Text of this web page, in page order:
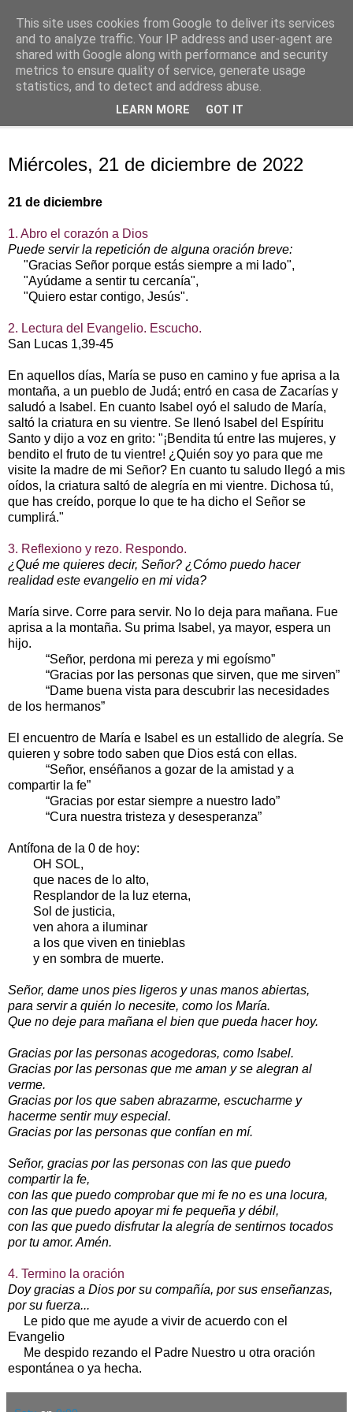
Oración personal
con el Evangelio de cada día
Miércoles, 21 de diciembre de 2022
21 de diciembre
1. Abro el corazón a Dios
Puede servir la repetición de alguna oración breve:
"Gracias Señor porque estás siempre a mi lado",
"Ayúdame a sentir tu cercanía",
"Quiero estar contigo, Jesús".
2. Lectura del Evangelio. Escucho.
San Lucas 1,39-45
En aquellos días, María se puso en camino y fue aprisa a la
montaña, a un pueblo de Judá; entró en casa de Zacarías y
saludó a Isabel. En cuanto Isabel oyó el saludo de María,
saltó la criatura en su vientre. Se llenó Isabel del Espíritu
Santo y dijo a voz en grito: "¡Bendita tú entre las mujeres, y
bendito el fruto de tu vientre! ¿Quién soy yo para que me
visite la madre de mi Señor? En cuanto tu saludo llegó a mis
oídos, la criatura saltó de alegría en mi vientre. Dichosa tú,
que has creído, porque lo que te ha dicho el Señor se
cumplirá."
3. Reflexiono y rezo. Respondo.
¿Qué me quieres decir, Señor? ¿Cómo puedo hacer
realidad este evangelio en mi vida?
María sirve. Corre para servir. No lo deja para mañana. Fue
aprisa a la montaña. Su prima Isabel, ya mayor, espera un
hijo.
“Señor, perdona mi pereza y mi egoísmo”
“Gracias por las personas que sirven, que me sirven”
“Dame buena vista para descubrir las necesidades
de los hermanos”
El encuentro de María e Isabel es un estallido de alegría. Se
quieren y sobre todo saben que Dios está con ellas.
“Señor, enséñanos a gozar de la amistad y a
compartir la fe”
“Gracias por estar siempre a nuestro lado”
“Cura nuestra tristeza y desesperanza”
Antífona de la 0 de hoy:
OH SOL,
que naces de lo alto,
Resplandor de la luz eterna,
Sol de justicia,
ven ahora a iluminar
a los que viven en tinieblas
y en sombra de muerte.
Señor, dame unos pies ligeros y unas manos abiertas,
para servir a quién lo necesite, como los María.
Que no deje para mañana el bien que pueda hacer hoy.
Gracias por las personas acogedoras, como Isabel.
Gracias por las personas que me aman y se alegran al
verme.
Gracias por los que saben abrazarme, escucharme y
hacerme sentir muy especial.
Gracias por las personas que confían en mí.
Señor, gracias por las personas con las que puedo
compartir la fe,
con las que puedo comprobar que mi fe no es una locura,
con las que puedo apoyar mi fe pequeña y débil,
con las que puedo disfrutar la alegría de sentirnos tocados
por tu amor. Amén.
4. Termino la oración
Doy gracias a Dios por su compañía, por sus enseñanzas,
por su fuerza...
Le pido que me ayude a vivir de acuerdo con el
Evangelio
Me despido rezando el Padre Nuestro u otra oración
espontánea o ya hecha.
This site uses cookies from Google to deliver its services
and to analyze traffic. Your IP address and user-agent are
shared with Google along with performance and security
metrics to ensure quality of service, generate usage
statistics, and to detect and address abuse.
LEARN MORE GOT IT